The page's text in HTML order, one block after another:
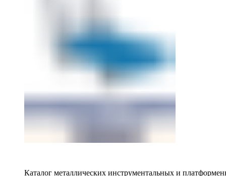
Каталог металлических инструментальных и